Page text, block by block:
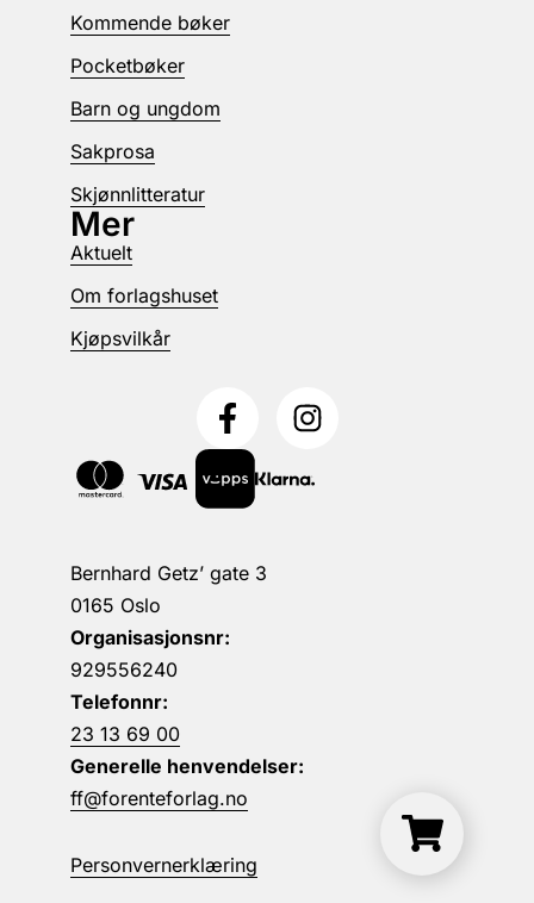
Bernhard Getz’ gate 3
0165 Oslo
Organisasjonsnr:
929556240
Telefonnr:
23 13 69 00
Generelle henvendelser:
ff@forenteforlag.no
Personvernerklæring
Kommende bøker
Pocketbøker
Barn og ungdom
Sakprosa
Skjønnlitteratur
Mer
Aktuelt
Om forlagshuset
Kjøpsvilkår